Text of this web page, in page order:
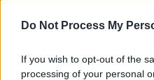
Do Not Process My
If you wish to opt-out of the
processing of your personal